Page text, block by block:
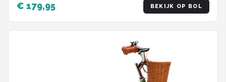
€ 179,95 BEKIJK OP BOL